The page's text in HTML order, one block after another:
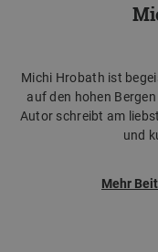
Michi Hrobath ist
auf den hohen
Autor schreibt am
und
Mehr